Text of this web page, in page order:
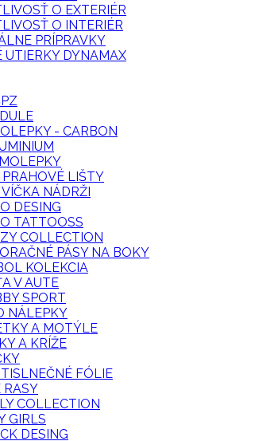
O EXTERIÉR
O INTERIÉR
PRÍPRAVKY
UTIERKY DYNAMAX
- CARBON
LIŠTY
NÁDRŽI
DESING
TATTOOSS
COLLECTION
PÁSY NA BOKY
KOLEKCIA
V AUTE
SPORT
NÁLEPKY
A MOTÝLE
A KRÍŽE
FÓLIE
RASY
COLLECTION
GIRLS
DESING